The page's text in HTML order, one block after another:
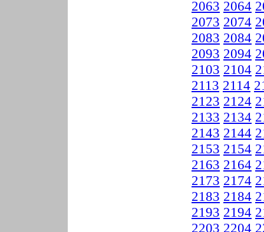
2063 2064
2073 2074
2083 2084
2093 2094
2103 2104
2113 2114
2123 2124
2133 2134
2143 2144
2153 2154
2163 2164
2173 2174
2183 2184
2193 2194
2203 2204